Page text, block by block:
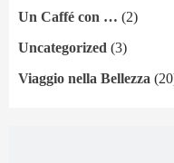
Un Caffé con … (2)
Uncategorized (3)
Viaggio nella Bellezza